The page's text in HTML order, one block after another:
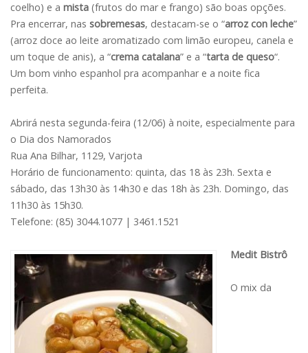
coelho) e a mista (frutos do mar e frango) são boas opções.
Pra encerrar, nas sobremesas, destacam-se o “arroz con leche”
(arroz doce ao leite aromatizado com limão europeu, canela e
um toque de anis), a “crema catalana” e a “tarta de queso“.
Um bom vinho espanhol pra acompanhar e a noite fica
perfeita.
Abrirá nesta segunda-feira (12/06) à noite, especialmente para
o Dia dos Namorados
Rua Ana Bilhar, 1129, Varjota
Horário de funcionamento: quinta, das 18 às 23h. Sexta e
sábado, das 13h30 às 14h30 e das 18h às 23h. Domingo, das
11h30 às 15h30.
Telefone: (85) 3044.1077 | 3461.1521
Medit Bistrô
O mix da